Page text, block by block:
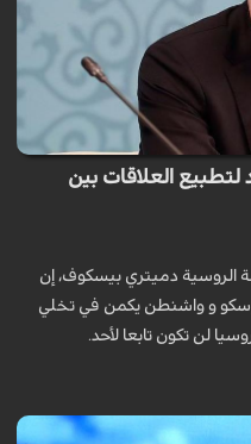
العلاقات بين
الروسية دميتري بيسكوف، إن
و واشنطن يكمن في تخلي
لن تكون تابعا لأحد.